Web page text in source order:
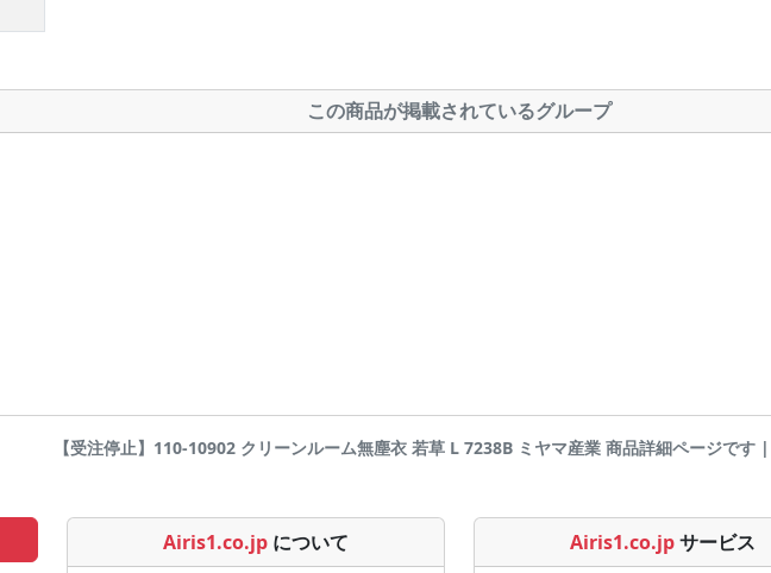
この商品が掲載されているグループ
【受注停止】110-10902 クリーンルーム無塵衣 若草 L 7238B ミヤマ産業 商品詳細ページで
Airis1.co.jp について Airis1.co.jpサービス